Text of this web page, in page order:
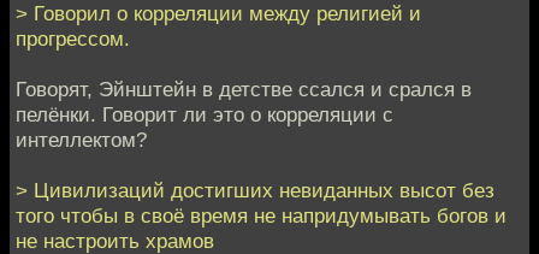
> Говорил о корреляции между религией и
прогрессом.
Говорят, Эйнштейн в детстве ссался и срался в
пелёнки. Говорит ли это о корреляции с
интеллектом?
> Цивилизаций достигших невиданных высот без
того чтобы в своё время не напридумывать богов и
не настроить храмов